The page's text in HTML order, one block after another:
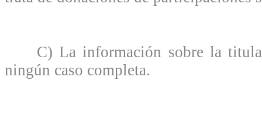
C) La información sobre la
ningún caso completa.